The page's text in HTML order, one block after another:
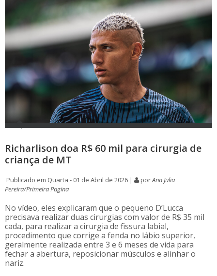
Richarlison doa R$ 60 mil para cirurgia de
criança de MT
Publicado em Quarta - 01 de Abril de 2026 | porAna Julia
Pereira/Primeira Pagina
No vídeo, eles explicaram que o pequeno D’Lucca
precisava realizar duas cirurgias com valor de R$ 35 mil
cada, para realizar a cirurgia de fissura labial,
procedimento que corrige a fenda no lábio superior,
geralmente realizada entre 3 e 6 meses de vida para
fechar a abertura, reposicionar músculos e alinhar o
nariz.